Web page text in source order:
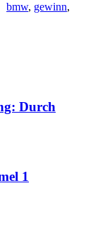
bmw, gewinn,
Durch
1